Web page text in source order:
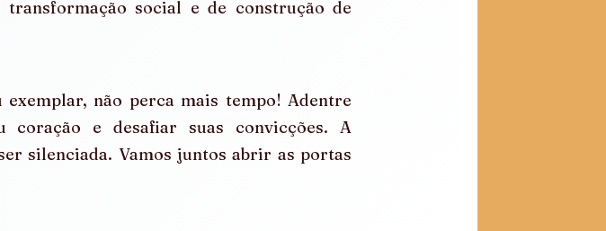
social e de construção de
não perca mais tempo! Adentre
e desafiar suas convicções. A
silenciada. Vamos juntos abrir as portas